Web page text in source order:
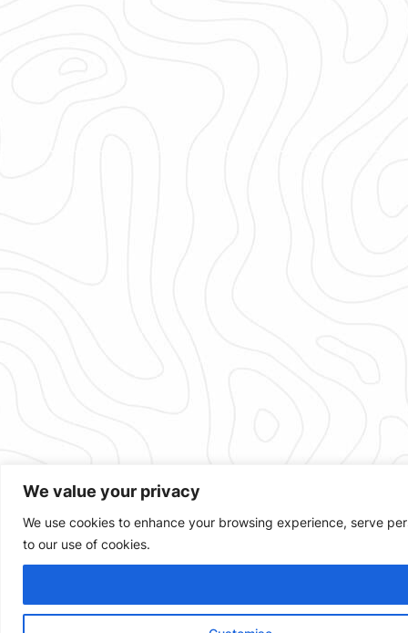
We value your privacy
We use cookies to enhance your browsing experience, serve
to our use of cookies.